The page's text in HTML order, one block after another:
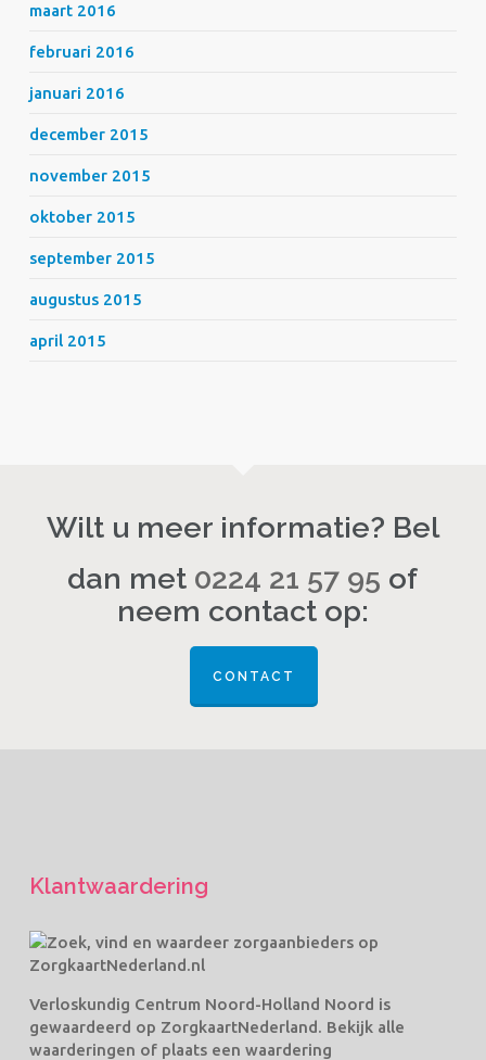
maart 2016
februari 2016
januari 2016
december 2015
november 2015
oktober 2015
september 2015
augustus 2015
april 2015
Wilt u meer informatie? Bel
dan met 0224 21 57 95 of
neem contact op:
CONTACT
Klantwaardering
Verloskundig Centrum Noord-Holland Noord is
gewaardeerd op ZorgkaartNederland. Bekijk alle
waarderingen of plaats een waardering